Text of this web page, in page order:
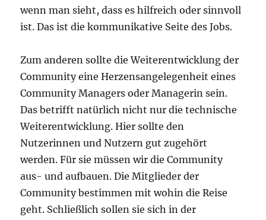
wenn man sieht, dass es hilfreich oder sinnvoll
ist. Das ist die kommunikative Seite des Jobs.
Zum anderen sollte die Weiterentwicklung der
Community eine Herzensangelegenheit eines
Community Managers oder Managerin sein.
Das betrifft natürlich nicht nur die technische
Weiterentwicklung. Hier sollte den
Nutzerinnen und Nutzern gut zugehört
werden. Für sie müssen wir die Community
aus- und aufbauen. Die Mitglieder der
Community bestimmen mit wohin die Reise
geht. Schließlich sollen sie sich in der